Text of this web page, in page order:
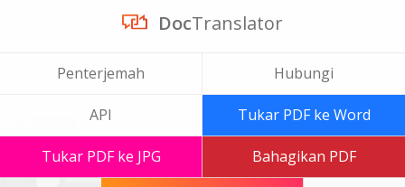
DocTranslator
Penterjemah Hubungi
API Tukar PDF ke Word
Tukar PDF ke JPG Bahagikan PDF